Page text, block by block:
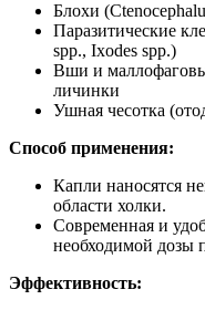
Блохи
Паразитические
spp., Ixodes spp.)
Вши и
личинки
Ушная чесотка
Способ применения:
Капли наносятся
области холки.
Современная и
необходимой дозы
Эффективность: